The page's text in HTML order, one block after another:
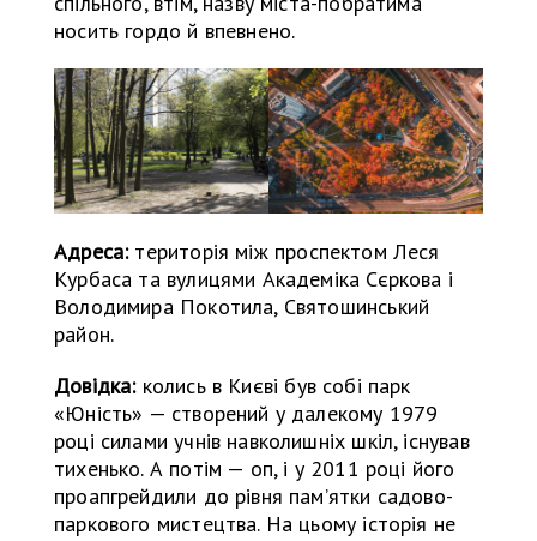
носить гордо й впевнено.
Адреса: територія між проспектом Леся
Курбаса та вулицями Академіка Сєркова і
Володимира Покотила, Святошинський
район.
Довідка:колись в Києві був собі парк
«Юність» — створений у далекому 1979
році силами учнів навколишніх шкіл, існував
тихенько. А потім — оп, і у 2011 році його
проапгрейдили до рівня пам’ятки садово-
паркового мистецтва. На цьому історія не